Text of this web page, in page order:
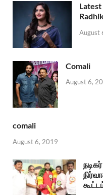
August
Comali
August 6,
comali
August 6, 2019